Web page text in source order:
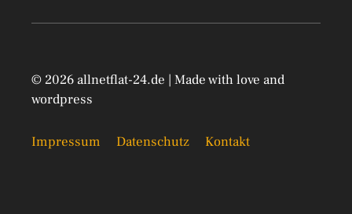
© 2026 allnetflat-24.de | Made with love and
wordpress
Impressum Datenschutz Kontakt